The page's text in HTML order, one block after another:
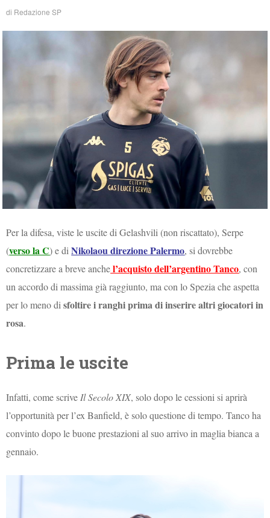
di Redazione SP
Per la difesa, viste le uscite di Gelashvili (non riscattato), Serpe
(verso la C) e diNikolaou direzione Palermo, si dovrebbe
concretizzare a breve anchel’acquisto dell’argentino Tanco, con
un accordo di massima già raggiunto, ma con lo Spezia che aspetta
per lo meno di sfoltire i ranghi prima di inserire altri giocatori in
rosa.
Prima le uscite
Infatti, come scriveIl Secolo XIX, solo dopo le cessioni si aprirà
l’opportunità per l’ex Banfield, è solo questione di tempo. Tanco ha
convinto dopo le buone prestazioni al suo arrivo in maglia bianca a
gennaio.